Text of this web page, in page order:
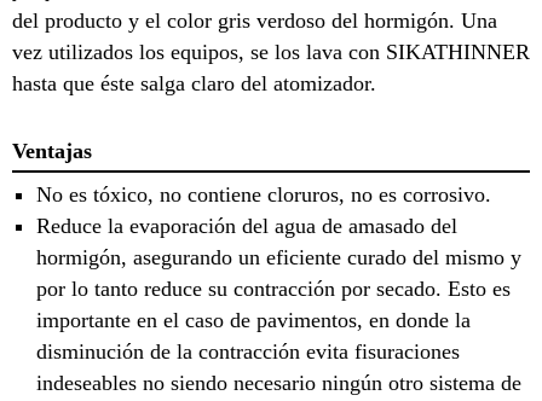
del producto y el color gris verdoso del hormigón. Una
vez utilizados los equipos, se los lava con SIKATHINNER
hasta que éste salga claro del atomizador.
Ventajas
No es tóxico, no contiene cloruros, no es corrosivo.
Reduce la evaporación del agua de amasado del
hormigón, asegurando un eficiente curado del mismo y
por lo tanto reduce su contracción por secado. Esto es
importante en el caso de pavimentos, en donde la
disminución de la contracción evita fisuraciones
indeseables no siendo necesario ningún otro sistema de